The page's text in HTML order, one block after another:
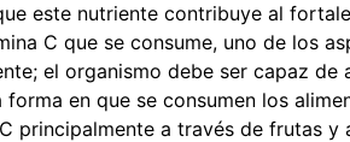
este nutriente contribuye al
C que se consume, uno de los
el organismo debe ser capaz de
en que se consumen los
principalmente a través de frutas y